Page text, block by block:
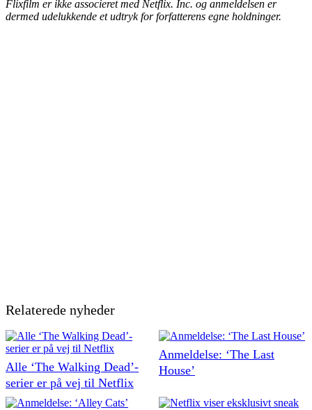
Flixfilm er ikke associeret med Netflix. Inc. og anmeldelsen er
dermed udelukkende et udtryk for forfatterens egne holdninger.
Relaterede nyheder
Alle ‘The Walking Dead’-
serier er på vej til Netflix
Anmeldelse: ‘The Last
House’